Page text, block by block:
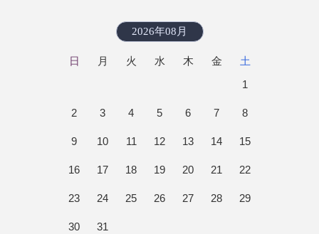
2026年08月
日 月 火 水 木 金
土
1
2 3 4 5 6 7 8
9 10 11 12 13 14 15
16 17 18 19 20 21 22
23 24 25 26 27 28 29
30 31